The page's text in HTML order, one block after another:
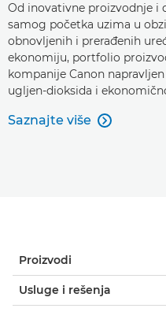
Od inovativne proizvodnje i
samog početka uzima u
obnovljenih i prerađenih
ekonomiju, portfolio
kompanije Canon
ugljen-dioksida i
Saznajte više 
Proizvodi
Usluge i rešenja